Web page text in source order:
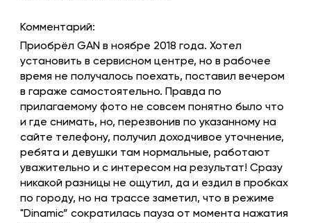
Комментарий:
Приобрёл GAN в ноябре 2018 года. Хотел
установить в сервисном центре, но в рабочее
время не получалось поехать, поставил вечером
в гараже самостоятельно. Правда по
прилагаемому фото не совсем понятно было что
и где снимать, но, перезвонив по указанному на
сайте телефону, получил доходчивое уточнение,
ребята и девушки там нормальные, работают
уважительно и с интересом на результат! Сразу
никакой разницы не ощутил, да и ездил в пробках
по городу, но на трассе заметил, что в режиме
"Dinamic” сократилась пауза от момента нажатия